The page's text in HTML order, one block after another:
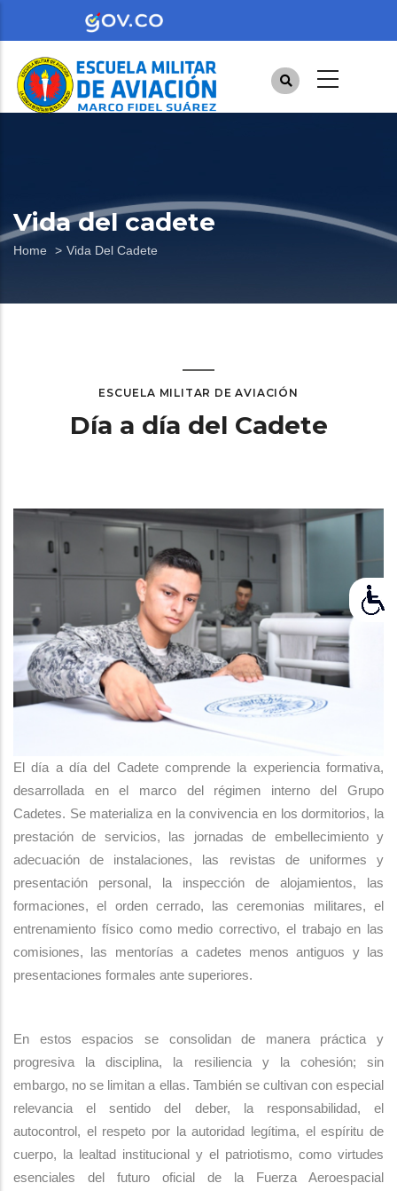
content
Vida del cadete
Breadcrumb
Home Vida Del Cadete
ESCUELA MILITAR DE AVIACIÓN
Día a día del Cadete
El día a día del Cadete comprende la experiencia formativa,
desarrollada en el marco del régimen interno del Grupo
Cadetes. Se materializa en la convivencia en los dormitorios, la
prestación de servicios, las jornadas de embellecimiento y
adecuación de instalaciones, las revistas de uniformes y
presentación personal, la inspección de alojamientos, las
formaciones, el orden cerrado, las ceremonias militares, el
entrenamiento físico como medio correctivo, el trabajo en las
comisiones, las mentorías a cadetes menos antiguos y las
presentaciones formales ante superiores.
En estos espacios se consolidan de manera práctica y
progresiva la disciplina, la resiliencia y la cohesión; sin
embargo, no se limitan a ellas. También se cultivan con especial
relevancia el sentido del deber, la responsabilidad, el
autocontrol, el respeto por la autoridad legítima, el espíritu de
cuerpo, la lealtad institucional y el patriotismo, como virtudes
esenciales del futuro oficial de la Fuerza Aeroespacial